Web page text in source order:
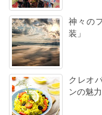
神々の
装」
クレオ
ンの魅力